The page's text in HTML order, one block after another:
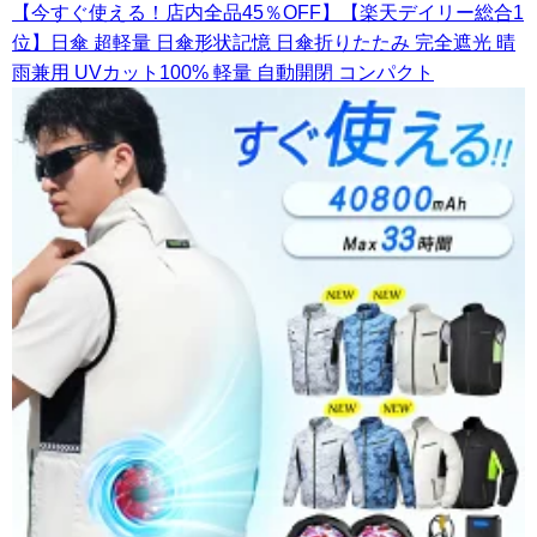
【今すぐ使える！店内全品45％OFF】【楽天デイリー総合1
位】日傘 超軽量 日傘形状記憶 日傘折りたたみ 完全遮光 晴
雨兼用 UVカット100% 軽量 自動開閉 コンパクト